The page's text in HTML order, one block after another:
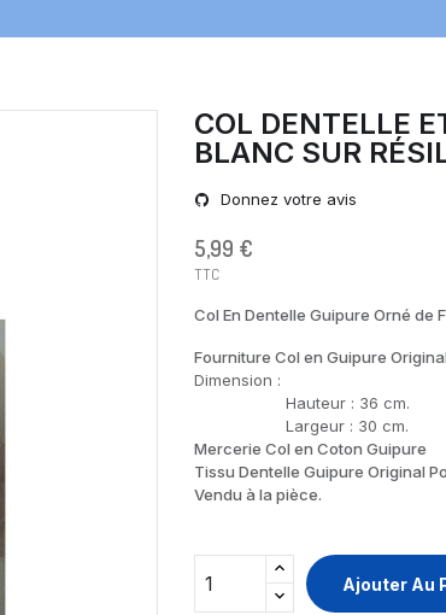
COL DENTELLE
BLANC SUR
Donnez votre avis
5,99 €
TTC
Col En Dentelle Guipure Orné de
Fourniture Col en Guipure
Dimension :
Hauteur : 36 cm.
Largeur : 30 cm.
Mercerie Col en Coton Guipure
Tissu Dentelle Guipure Original
Vendu à la pièce.
Ajouter Au